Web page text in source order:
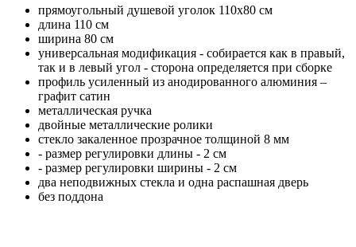
прямоугольный душевой уголок 110x80 см
длина 110 см
ширина 80 см
универсальная модификация - собирается как в правый,
так и в левый угол - сторона определяется при сборке
профиль усиленный из анодированного алюминия –
графит сатин
металлическая ручка
двойные металлические ролики
стекло закаленное прозрачное толщиной 8 мм
- размер регулировки длины - 2 см
- размер регулировки ширины - 2 см
два неподвижных стекла и одна распашная дверь
без поддона